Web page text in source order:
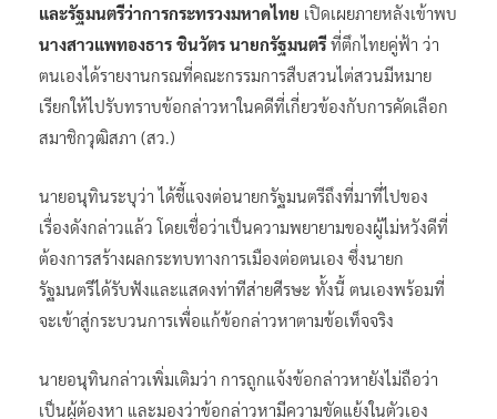
และรัฐมนตรีว่าการกระทรวงมหาดไทย เปิดเผยภายหลังเข้าพบ
นางสาวแพทองธาร ชินวัตร นายกรัฐมนตรี ที่ตึกไทยคู่ฟ้า ว่า
ตนเองได้รายงานกรณที่คณะกรรมการสืบสวนไต่สวนมีหมาย
เรียกให้ไปรับทราบข้อกล่าวหาในคดีที่เกี่ยวข้องกับการคัดเลือก
สมาชิกวุฒิสภา (สว.)
นายอนุทินระบุว่า ได้ชี้แจงต่อนายกรัฐมนตรีถึงที่มาที่ไปของ
เรื่องดังกล่าวแล้ว โดยเชื่อว่าเป็นความพยายามของผู้ไม่หวังดีที่
ต้องการสร้างผลกระทบทางการเมืองต่อตนเอง ซึ่งนายก
รัฐมนตรีได้รับฟังและแสดงท่าทีส่ายศีรษะ ทั้งนี้ ตนเองพร้อมที่
จะเข้าสู่กระบวนการเพื่อแก้ข้อกล่าวหาตามข้อเท็จจริง
นายอนุทินกล่าวเพิ่มเติมว่า การถูกแจ้งข้อกล่าวหายังไม่ถือว่า
เป็นผู้ต้องหา และมองว่าข้อกล่าวหามีความขัดแย้งในตัวเอง